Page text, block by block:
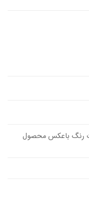
تفاوت رنگ باعکس محصول